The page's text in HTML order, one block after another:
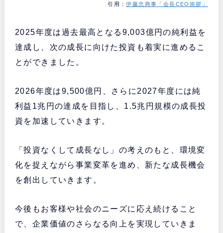
引用：伊藤忠商事「会長CEO挨拶」
2025年度は過去最高となる9,003億円の純利益を
達成し、次の成長に向けた投資も着実に進めるこ
とができました。
2026年度は9,500億円、さらに2027年度には純
利益1兆円の達成を目指し、1.5兆円規模の成長投
資を加速していきます。
「投資なくして成長なし」の考えのもと、環境変
化を捉えながら事業変革を進め、新たな成長機会
を創出していきます。
今後もお客様や社会のニーズに応え続けること
で、企業価値のさらなる向上を実現していきま